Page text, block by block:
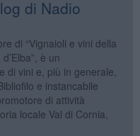
di Nadio
di “Vignaioli e vini della
è un
di vini e, più in generale,
e instancabile
di attività
locale Val di Cornia,